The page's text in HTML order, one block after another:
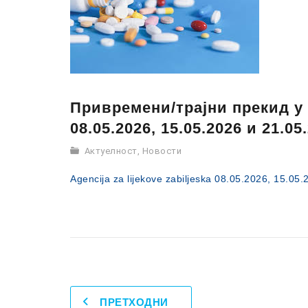
Привремени/трајни прекид
08.05.2026, 15.05.2026 и
Актуелност, Новости
Agencija za lijekove zabiljeska 08.05.2026,
ПРЕТХОДНИ